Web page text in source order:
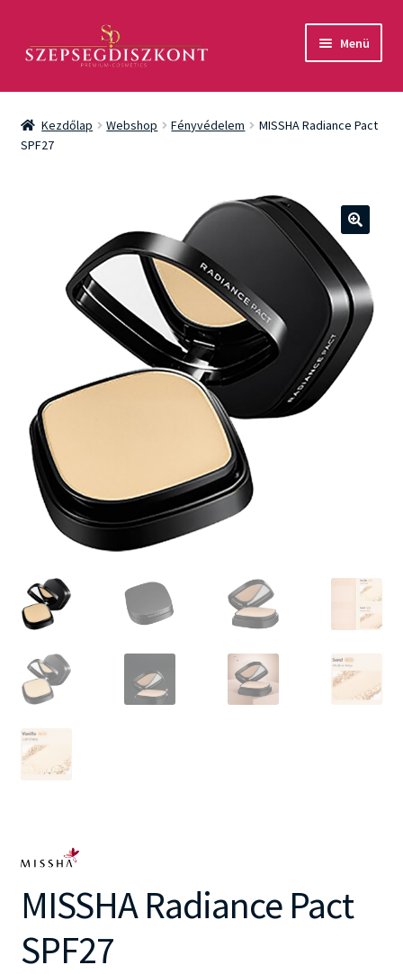
aa
Menü
Akció
Csomagok
Fényvédelem
Kezdőlap Webshop Fényvédelem
MISSHA Radiance Pact
SPF27
MISSHA Radiance Pact
SPF27